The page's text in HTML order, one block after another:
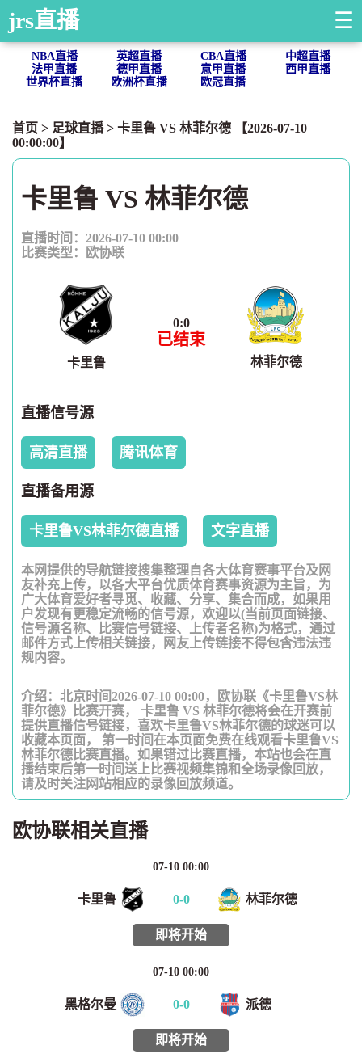
jrs直播 ☰
NBA直播 英超直播 CBA直播
中超直播
法甲直播
德甲直播 意甲直播
西甲直播
世界杯直播
欧洲杯直播 欧冠直播
首页 > 足球直播> 卡里鲁 VS 林菲尔德 【2026-07-10
00:00:00】
卡里鲁 VS 林菲尔德
直播时间：2026-07-10 00:00
比赛类型：
欧协联
卡里鲁
0:0
已结束
林菲尔德
直播信号源
高清直播 腾讯体育
直播备用源
卡里鲁VS林菲尔德直播 文字直播
本网提供的导航链接搜集整理自各大体育赛事平台及网
友补充上传，以各大平台优质体育赛事资源为主旨，为
广大体育爱好者寻觅、收藏、分享、集合而成，如果用
户发现有更稳定流畅的信号源，欢迎以(当前页面链接、
信号源名称、比赛信号链接、上传者名称)为格式，通过
邮件方式上传相关链接，网友上传链接不得包含违法违
规内容。
介绍：北京时间2026-07-10 00:00，欧协联《卡里鲁VS林
菲尔德》比赛开赛， 卡里鲁 VS 林菲尔德将会在开赛前
提供直播信号链接，喜欢卡里鲁VS林菲尔德的球迷可以
收藏本页面， 第一时间在本页面免费在线观看卡里鲁VS
林菲尔德比赛直播。如果错过比赛直播，本站也会在直
播结束后第一时间送上比赛视频集锦和全场录像回放，
请及时关注网站相应的录像回放频道。
欧协联相关直播
07-10 00:00
卡里鲁 0-0 林菲尔德
即将开始
07-10 00:00
黑格尔曼 0-0 派德
即将开始